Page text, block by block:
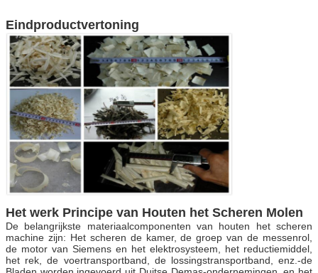
Eindproductvertoning
Het werk Principe van Houten het Scheren Molen
De belangrijkste materiaalcomponenten van houten het scheren
machine zijn: Het scheren de kamer, de groep van de messenrol,
de motor van Siemens en het elektrosysteem, het reductiemiddel,
het rek, de voertransportband, de lossingstransportband, enz.-de